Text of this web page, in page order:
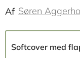
Af Søren
Softcover med